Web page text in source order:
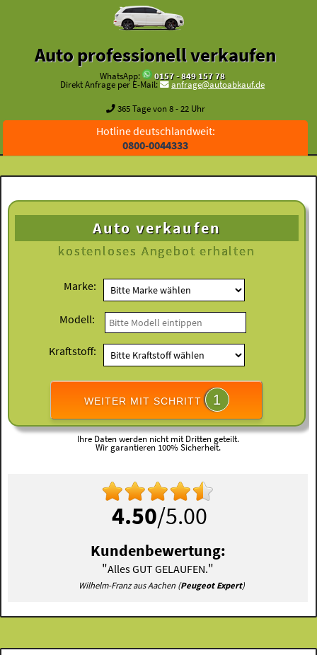
Auto professionell verkaufen
WhatsApp:
0157 - 849 157 78
Direkt Anfrage per E-Mail:
anfrage@autoabkauf.de
365 Tage von 8 - 22 Uhr
Hotline deutschlandweit:
0800-0044333
Auto verkaufen
kostenloses Angebot erhalten
Marke:
Modell:
Kraftstoff:
WEITER MIT SCHRITT 1
Ihre Daten werden nicht mit Dritten geteilt.
Wir garantieren 100% Sicherheit.
4.50/5.00
Kundenbewertung:
"Alles GUT GELAUFEN."
Wilhelm-Franz aus Aachen (Peugeot Expert)